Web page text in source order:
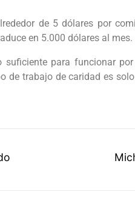
de 5 dólares por
en 5.000 dólares al mes.
para funcionar
trabajo de caridad es